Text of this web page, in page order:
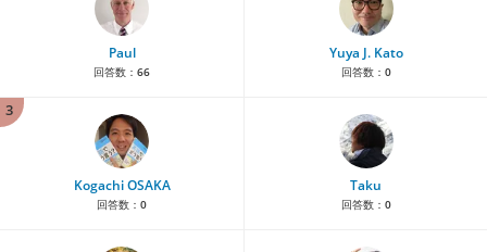
Paul
回答数： 66
Yuya J. Kato
回答数： 0
3
Kogachi OSAKA
回答数： 0
Taku
回答数： 0